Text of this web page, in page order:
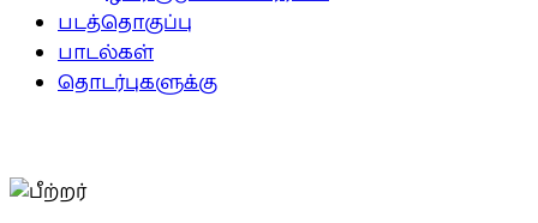
படத்தொகுப்பு
பாடல்கள்
தொடர்புகளுக்கு